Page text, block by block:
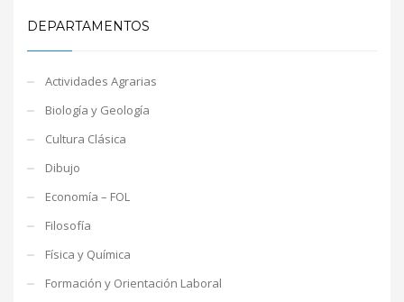
DEPARTAMENTOS
Actividades Agrarias
Biología y Geología
Cultura Clásica
Dibujo
Economía – FOL
Filosofía
Física y Química
Formación y Orientación Laboral